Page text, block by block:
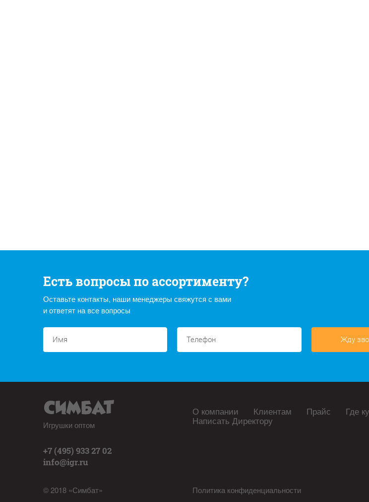
Есть вопросы по ассортименту?
Оставьте контакты, наши менеджеры свяжутся с вами
и ответят на все вопросы
Жду
Игрушки оптом
+7 (495) 933 27 02
info@igr.ru
© 2018 «Симбат»
О компании Клиентам Прайс Где
Написать Директору
Политика конфиденциальности